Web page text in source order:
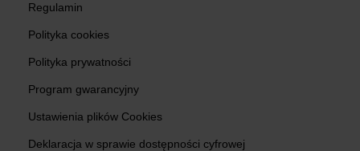
Regulamin
Polityka cookies
Polityka prywatności
Program gwarancyjny
Ustawienia plików Cookies
Deklaracja w sprawie dostępności cyfrowej